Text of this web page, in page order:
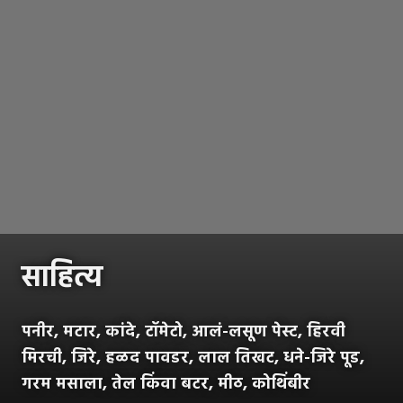
साहित्य
पनीर, मटार, कांदे, टॉमेटो, आलं-लसूण पेस्ट, हिरवी
मिरची, जिरे, हळद पावडर, लाल तिखट, धने-जिरे पूड,
गरम मसाला, तेल किंवा बटर, मीठ, कोथिंबीर